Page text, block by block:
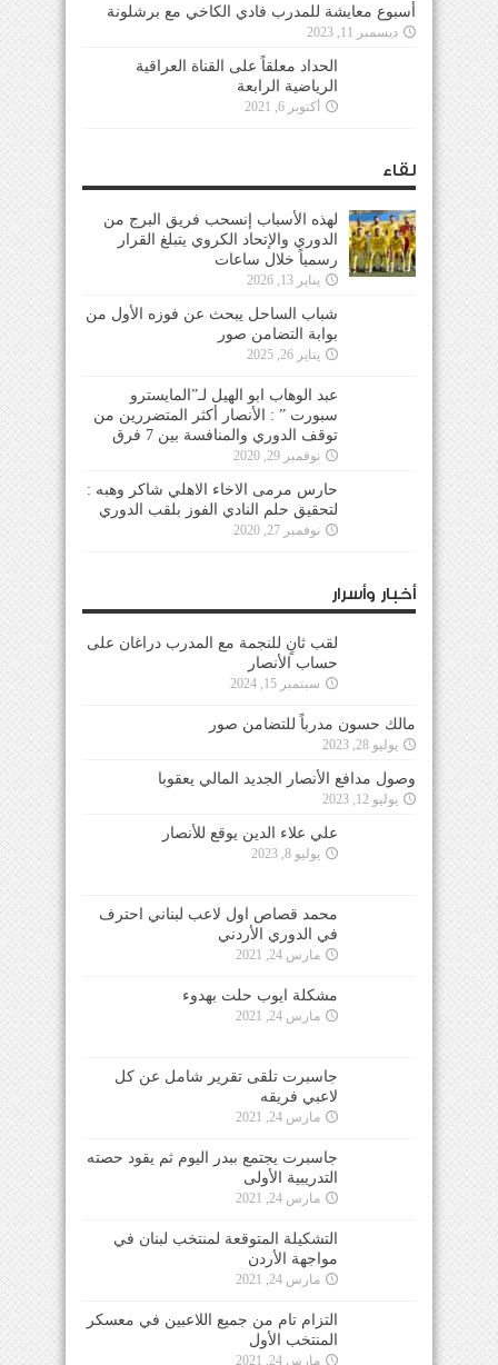
أسبوع معايشة للمدرب فادي الكاخي مع برشلونة
ديسمبر 11, 2023
الحداد معلقاً على القناة العراقية
الرياضية الرابعة
أكتوبر 6, 2021
لقاء
لهذه الأسباب إنسحب فريق البرج من
الدوري والإتحاد الكروي يتبلغ القرار
رسمياً خلال ساعات
يناير 13, 2026
شباب الساحل يبحث عن فوزه الأول من
بوابة التضامن صور
يناير 26, 2025
عبد الوهاب ابو الهيل لـ”المايسترو
سبورت ” : الأنصار أكثر المتضررين من
توقف الدوري والمنافسة بين 7 فرق
نوفمبر 29, 2020
حارس مرمى الاخاء الاهلي شاكر وهبه :
لتحقيق حلم النادي الفوز بلقب الدوري
نوفمبر 27, 2020
أخبار وأسرار
لقب ثانٍ للنجمة مع المدرب دراغان على
حساب الأنصار
سبتمبر 15, 2024
مالك حسون مدرباً للتضامن صور
يوليو 28, 2023
وصول مدافع الأنصار الجديد المالي يعقوبا
يوليو 12, 2023
علي علاء الدين يوقع للأنصار
يوليو 8, 2023
محمد قصاص اول لاعب لبناني احترف
في الدوري الأردني
مارس 24, 2021
مشكلة ايوب حلت بهدوء
مارس 24, 2021
جاسبرت تلقى تقرير شامل عن كل
لاعبي فريقه
مارس 24, 2021
جاسبرت يجتمع ببدر اليوم ثم يقود حصته
التدريبية الأولى
مارس 24, 2021
التشكيلة المتوقعة لمنتخب لبنان في
مواجهة الأردن
مارس 24, 2021
التزام تام من جميع اللاعبين في معسكر
المنتخب الأول
مارس 24, 2021